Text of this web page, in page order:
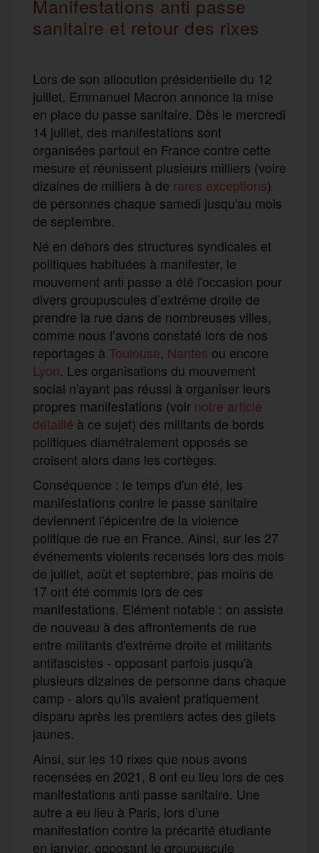
Manifestations anti passe
sanitaire et retour des rixes
Lors de son allocution présidentielle du 12
juillet, Emmanuel Macron annonce la mise
en place du passe sanitaire. Dès le mercredi
14 juillet, des manifestations sont
organisées partout en France contre cette
mesure et réunissent plusieurs milliers (voire
dizaines de milliers à de rares exceptions)
de personnes chaque samedi jusqu'au mois
de septembre.
Né en dehors des structures syndicales et
politiques habituées à manifester, le
mouvement anti passe a été l'occasion pour
divers groupuscules d’extrême droite de
prendre la rue dans de nombreuses villes,
comme nous l’avons constaté lors de nos
reportages à Toulouse, Nantes ou encore
Lyon. Les organisations du mouvement
social n'ayant pas réussi à organiser leurs
propres manifestations (voir notre article
détaillé à ce sujet) des militants de bords
politiques diamétralement opposés se
croisent alors dans les cortèges.
Conséquence : le temps d'un été, les
manifestations contre le passe sanitaire
deviennent l'épicentre de la violence
politique de rue en France. Ainsi, sur les 27
événements violents recensés lors des mois
de juillet, août et septembre, pas moins de
17 ont été commis lors de ces
manifestations. Elément notable : on assiste
de nouveau à des affrontements de rue
entre militants d'extrême droite et militants
antifascistes - opposant parfois jusqu'à
plusieurs dizaines de personne dans chaque
camp - alors qu'ils avaient pratiquement
disparu après les premiers actes des gilets
jaunes.
Ainsi, sur les 10 rixes que nous avons
recensées en 2021, 8 ont eu lieu lors de ces
manifestations anti passe sanitaire. Une
autre a eu lieu à Paris, lors d’une
manifestation contre la précarité étudiante
en janvier, opposant le groupuscule